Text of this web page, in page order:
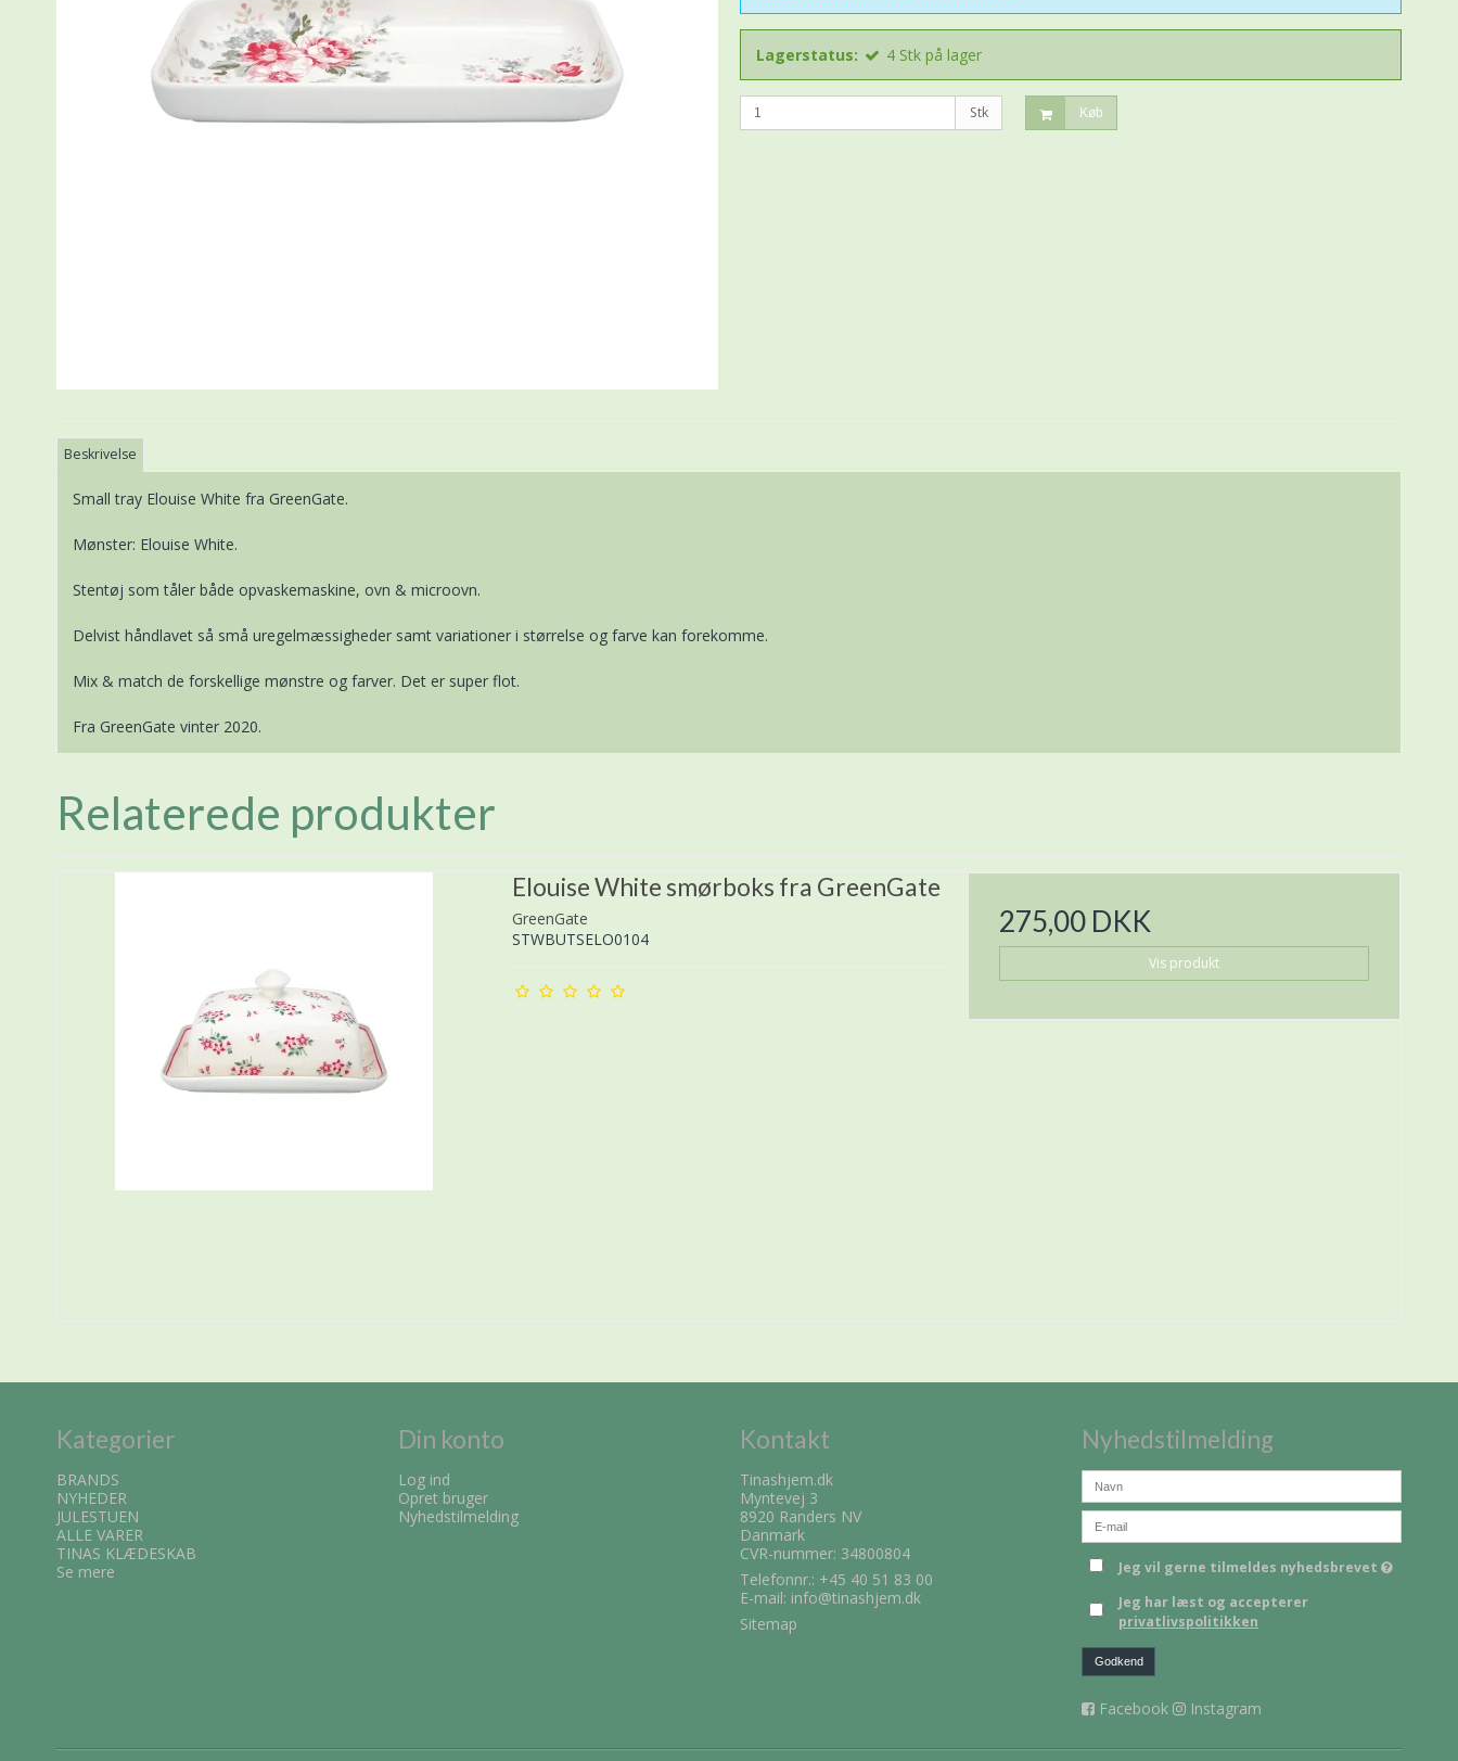
Lagerstatus: 4 Stk på lager
Stk Køb
Beskrivelse
Small tray Elouise White fra GreenGate.
Mønster: Elouise White.
Stentøj som tåler både opvaskemaskine, ovn & microovn.
Delvist håndlavet så små uregelmæssigheder samt variationer i størrelse og farve kan forekomme.
Mix & match de forskellige mønstre og farver. Det er super flot.
Fra GreenGate vinter 2020.
Relaterede produkter
Elouise White smørboks fra GreenGate
GreenGate
STWBUTSELO0104
275,00 DKK
Vis produkt
Kategorier
BRANDS
NYHEDER
JULESTUEN
ALLE VARER
TINAS KLÆDESKAB
Se mere
Din konto
Log ind
Opret bruger
Nyhedstilmelding
Kontakt
Tinashjem.dk
Myntevej 3
8920 Randers NV
Danmark
CVR-nummer: 34800804
Telefonnr.: +45 40 51 83 00
E-mail: info@tinashjem.dk
Sitemap
Nyhedstilmelding
Jeg vil gerne tilmeldes nyhedsbrevet
Jeg har læst og accepterer
privatlivspolitikken
Godkend
Facebook Instagram